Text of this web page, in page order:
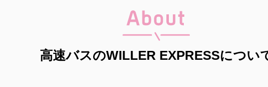
高速バスのWILLER EXPRESSについ